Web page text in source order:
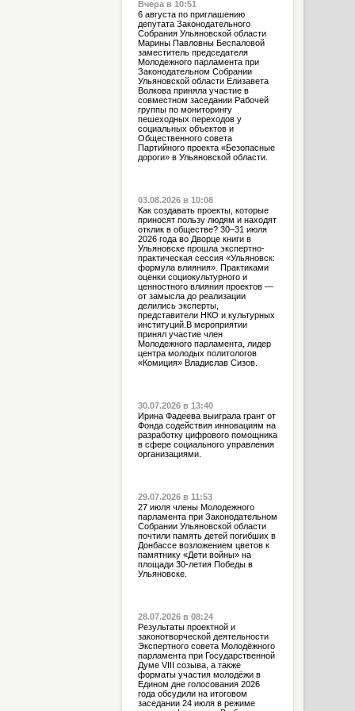
Вчера в 10:51
6 августа по приглашению
депутата Законодательного
Собрания Ульяновской области
Марины Павловны Беспаловой
заместитель председателя
Молодежного парламента при
Законодательном Собрании
Ульяновской области Елизавета
Волкова приняла участие в
совместном заседании Рабочей
группы по мониторингу
пешеходных переходов у
социальных объектов и
Общественного совета
Партийного проекта «Безопасные
дороги» в Ульяновской области.
03.08.2026 в 10:08
Как создавать проекты, которые
приносят пользу людям и находят
отклик в обществе? 30–31 июля
2026 года во Дворце книги в
Ульяновске прошла экспертно-
практическая сессия «Ульяновск:
формула влияния». Практиками
оценки социокультурного и
ценностного влияния проектов —
от замысла до реализации
делились эксперты,
представители НКО и культурных
институций.В мероприятии
принял участие член
Молодежного парламента, лидер
центра молодых политологов
«Комиция» Владислав Сизов.
30.07.2026 в 13:40
Ирина Фадеева выиграла грант от
Фонда содействия инновациям на
разработку цифрового помощника
в сфере социального управления
организациями.
29.07.2026 в 11:53
27 июля члены Молодежного
парламента при Законодательном
Собрании Ульяновской области
почтили память детей погибших в
Донбассе возложением цветов к
памятнику «Дети войны» на
площади 30-летия Победы в
Ульяновске.
28.07.2026 в 08:24
Результаты проектной и
законотворческой деятельности
Экспертного совета Молодёжного
парламента при Государственной
Думе VIII созыва, а также
форматы участия молодёжи в
Едином дне голосования 2026
года обсудили на итоговом
заседании 24 июля в режиме